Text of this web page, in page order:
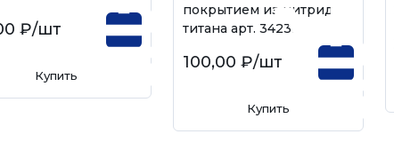
₽/шт
Купить
покрытием из нитрид-
титана арт. 34232
100,00 ₽/шт
Купить